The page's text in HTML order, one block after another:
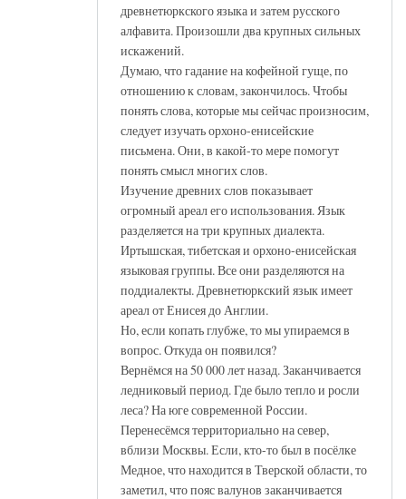
древнетюркского языка и затем русского
алфавита. Произошли два крупных сильных
искажений.
Думаю, что гадание на кофейной гуще, по
отношению к словам, закончилось. Чтобы
понять слова, которые мы сейчас произносим,
следует изучать орхоно-енисейские
письмена. Они, в какой-то мере помогут
понять смысл многих слов.
Изучение древних слов показывает
огромный ареал его использования. Язык
разделяется на три крупных диалекта.
Иртышская, тибетская и орхоно-енисейская
языковая группы. Все они разделяются на
поддиалекты. Древнетюркский язык имеет
ареал от Енисея до Англии.
Но, если копать глубже, то мы упираемся в
вопрос. Откуда он появился?
Вернёмся на 50 000 лет назад. Заканчивается
ледниковый период. Где было тепло и росли
леса? На юге современной России.
Перенесёмся территориально на север,
вблизи Москвы. Если, кто-то был в посёлке
Медное, что находится в Тверской области, то
заметил, что пояс валунов заканчивается